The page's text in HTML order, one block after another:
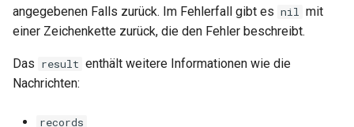
angegebenen Falls zurück. Im Fehlerfall gibt es nil mit
einer Zeichenkette zurück, die den Fehler beschreibt.
Das result enthält weitere Informationen wie die
Nachrichten:
records